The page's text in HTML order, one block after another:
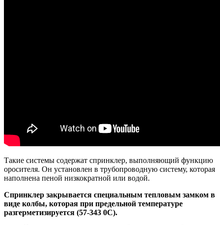
Такие системы содержат спринклер, выполняющий функцию
оросителя. Он установлен в трубопроводную систему, которая
наполнена пеной низкократной или водой.
Спринклер закрывается специальным тепловым замком в
виде колбы, которая при предельной температуре
разгерметизируется (57-343 0С).